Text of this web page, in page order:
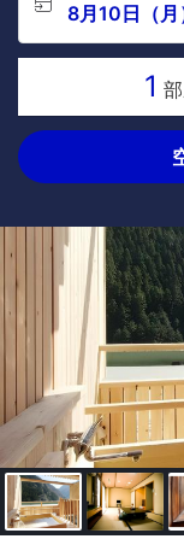
8月10日（月
1